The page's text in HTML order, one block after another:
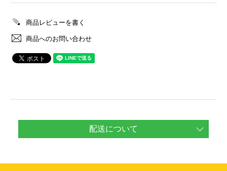
商品レビューを書く
商品へのお問い合わせ
配送について